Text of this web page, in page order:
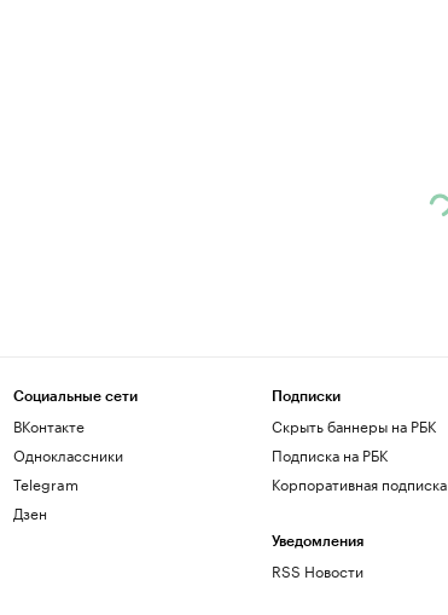
Социальные сети
ВКонтакте
Одноклассники
Telegram
Дзен
Подписки
Скрыть баннеры на РБК
Подписка на РБК
Корпоративная подписка
Уведомления
RSS Новости